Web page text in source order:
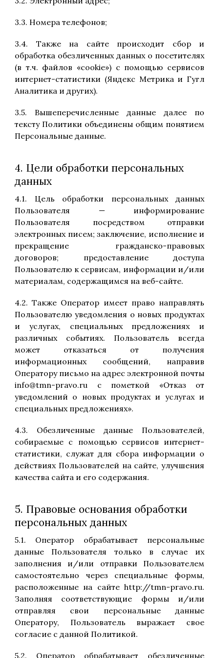
3.3. Номера телефонов;
3.4. Также на сайте происходит сбор и
обработка обезличенных данных о посетителях
(в т.ч. файлов «cookie») с помощью сервисов
интернет-статистики (Яндекс Метрика и Гугл
Аналитика и других).
3.5. Вышеперечисленные данные далее по
тексту Политики объединены общим понятием
Персональные данные.
4. Цели обработки персональных
данных
4.1. Цель обработки персональных данных
Пользователя — информирование
Пользователя посредством отправки
электронных писем; заключение, исполнение и
прекращение гражданско-правовых
договоров; предоставление доступа
Пользователю к сервисам, информации и/или
материалам, содержащимся на веб-сайте.
4.2. Также Оператор имеет право направлять
Пользователю уведомления о новых продуктах
и услугах, специальных предложениях и
различных событиях. Пользователь всегда
может отказаться от получения
информационных сообщений, направив
Оператору письмо на адрес электронной почты
info@tmn-pravo.ru с пометкой «Отказ от
уведомлений о новых продуктах и услугах и
специальных предложениях».
4.3. Обезличенные данные Пользователей,
собираемые с помощью сервисов интернет-
статистики, служат для сбора информации о
действиях Пользователей на сайте, улучшения
качества сайта и его содержания.
5. Правовые основания обработки
персональных данных
5.1. Оператор обрабатывает персональные
данные Пользователя только в случае их
заполнения и/или отправки Пользователем
самостоятельно через специальные формы,
расположенные на сайте http://tmn-pravo.ru.
Заполняя соответствующие формы и/или
отправляя свои персональные данные
Оператору, Пользователь выражает свое
согласие с данной Политикой.
5.2. Оператор обрабатывает обезличенные